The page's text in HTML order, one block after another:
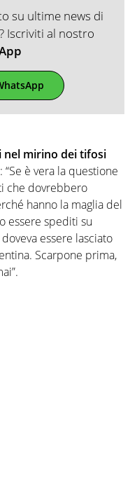
su ultime news di
Iscriviti al nostro
nel mirino dei tifosi
è vera la questione
che dovrebbero
hanno la maglia del
essere spediti su
essere lasciato
Scarpone prima,